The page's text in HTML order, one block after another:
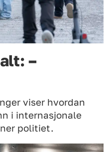
–
viser hvordan
i internasjonale
politiet.